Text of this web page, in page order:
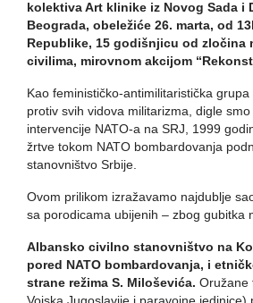
kolektiva Art klinike iz Novog Sada i
Beograda, obeležiće 26. marta, od
Republike, 15 godišnjicu od zločina
civilima, mirovnom akcijom
Kao feminističko-antimilitaristička
protiv svih vidova militarizma, digle
intervencije NATO-a na SRJ, 1999
žrtve tokom NATO bombardovanja
stanovništvo Srbije.
Ovom prilikom izražavamo najdublje
sa porodicama ubijenih – zbog gubitka
Albansko civilno stanovništvo na
pored NATO bombardovanja, i
strane režima S. Miloševića. Oružane